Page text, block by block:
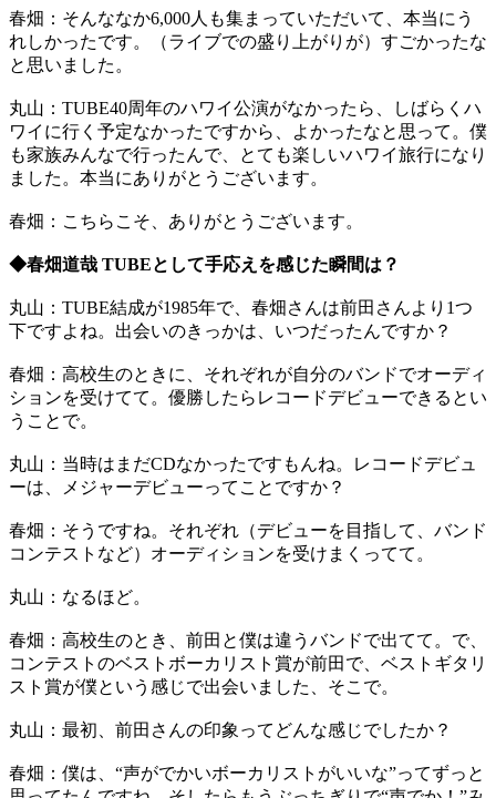
春畑：そんななか6,000人も集まっていただいて、本当にう
れしかったです。（ライブでの盛り上がりが）すごかったな
と思いました。
丸山：TUBE40周年のハワイ公演がなかったら、しばらくハ
ワイに行く予定なかったですから、よかったなと思って。僕
も家族みんなで行ったんで、とても楽しいハワイ旅行になり
ました。本当にありがとうございます。
春畑：こちらこそ、ありがとうございます。
◆春畑道哉 TUBEとして手応えを感じた瞬間は？
丸山：TUBE結成が1985年で、春畑さんは前田さんより1つ
下ですよね。出会いのきっかは、いつだったんですか？
春畑：高校生のときに、それぞれが自分のバンドでオーディ
ションを受けてて。優勝したらレコードデビューできるとい
うことで。
丸山：当時はまだCDなかったですもんね。レコードデビュ
ーは、メジャーデビューってことですか？
春畑：そうですね。それぞれ（デビューを目指して、バンド
コンテストなど）オーディションを受けまくってて。
丸山：なるほど。
春畑：高校生のとき、前田と僕は違うバンドで出てて。で、
コンテストのベストボーカリスト賞が前田で、ベストギタリ
スト賞が僕という感じで出会いました、そこで。
丸山：最初、前田さんの印象ってどんな感じでしたか？
春畑：僕は、“声がでかいボーカリストがいいな”ってずっと